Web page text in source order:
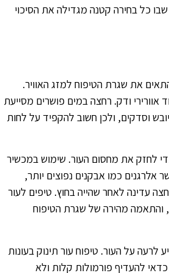
כל בחירה קטנה מגדילה את הסיכוי
את שגרת הטיפוח למזג האוויר.
אוורירי ודק. רחצה במים פושרים מסייעת
וסדקים, ולכן חשוב להקפיד על לחות
לחזק את מחסום העור. שימוש במכשיר
אלרגנים כמו אבקנים נפוצים יותר,
עדינה לאחר שהייה בחוץ. טיפים לעור
והתאמה מהירה של שגרת הטיפוח
על העור. טיפוח עור תינוק בעונות
להעדיף פורמולות קלות ולא